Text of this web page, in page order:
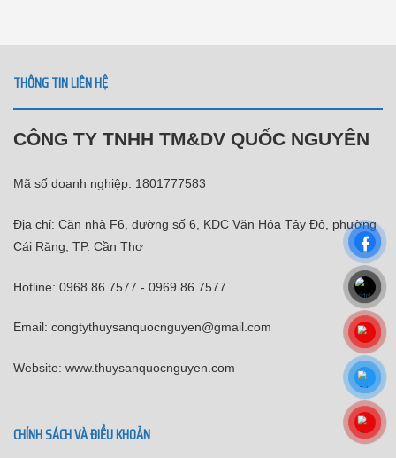
THÔNG TIN LIÊN HỆ
CÔNG TY TNHH TM&DV QUỐC NGUYÊN
Mã số doanh nghiệp: 1801777583
Địa chỉ: Căn nhà F6, đường số 6, KDC Văn Hóa Tây Đô, phường
Cái Răng, TP. Cần Thơ
Hotline: 0968.86.7577 - 0969.86.7577
Email: congtythuysanquocnguyen@gmail.com
Website: www.thuysanquocnguyen.com
CHÍNH SÁCH VÀ ĐIỀU KHOẢN